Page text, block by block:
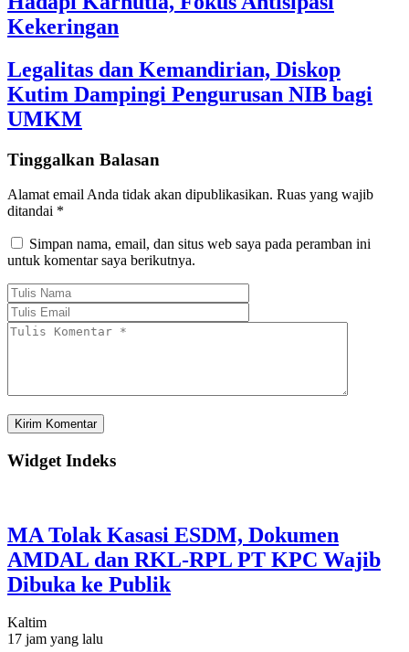
Kekeringan
Legalitas dan Kemandirian, Diskop
Kutim Dampingi Pengurusan NIB bagi
UMKM
Tinggalkan Balasan
Alamat email Anda tidak akan dipublikasikan. Ruas yang wajib
ditandai *
Simpan nama, email, dan situs web saya pada peramban ini
untuk komentar saya berikutnya.
Widget Indeks
MA Tolak Kasasi ESDM, Dokumen
AMDAL dan RKL-RPL PT KPC Wajib
Dibuka ke Publik
Kaltim
17 jam yang lalu